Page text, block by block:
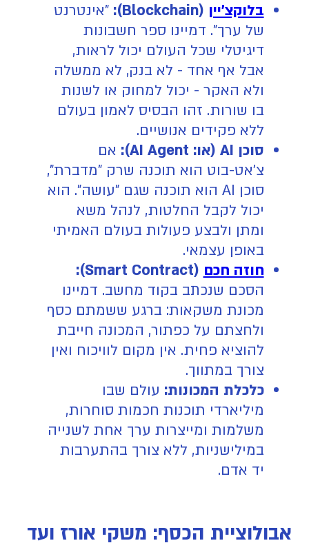
בלוקצ'יין (Blockchain):
"אינטרנט
של ערך". דמיינו ספר חשבונות
דיגיטלי שכל העולם יכול לראות,
אבל אף אחד - לא בנק, לא ממשלה
ולא האקר - יכול למחוק או לשנות
בו שורות. זהו הבסיס לאמון בעולם
ללא פקידים אנושיים.
סוכן AI (או: AI Agent):
אם
צ'אט-בוט הוא תוכנה שרק "מדברת",
סוכן AI הוא תוכנה שגם "עושה". הוא
יכול לקבל החלטות, לנהל משא
ומתן ולבצע פעולות בעולם האמיתי
באופן עצמאי.
חוזה חכם (Smart Contract):
הסכם שנכתב בקוד מחשב. דמיינו
מכונת משקאות: ברגע ששמתם כסף
ולחצתם על כפתור, המכונה חייבת
להוציא פחית. אין מקום לוויכוח ואין
צורך במתווך.
כלכלת המכונות: עולם שבו
מיליארדי תוכנות חכמות סוחרות,
משלמות ומייצרות ערך אחת לשנייה
במילישניות, ללא צורך בהתערבות
יד אדם.
אבולוציית הכסף: משקי אורז ועד